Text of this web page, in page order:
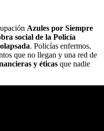
Azules por Siempre
social de la Policía
. Policías enfermos,
que no llegan y una red de
y éticas que nadie